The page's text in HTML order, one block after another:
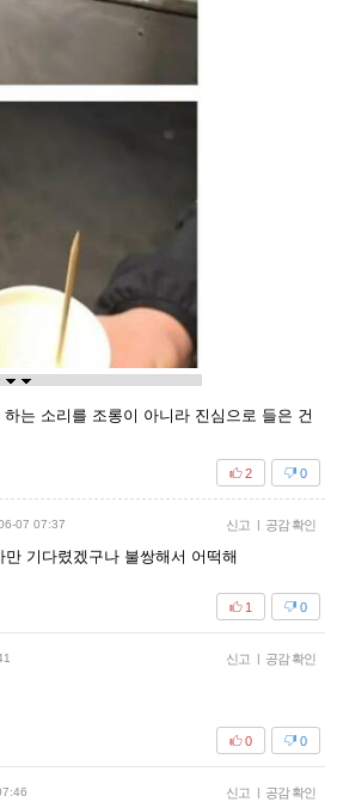
는 소리를 조롱이 아니라 진심으로 들은 건
0
2
07 07:37 신고 | 공감 확인
기다렸겠구나 불쌍해서 어떡해
0
1
신고 | 공감 확인
0
0
신고 | 공감 확인